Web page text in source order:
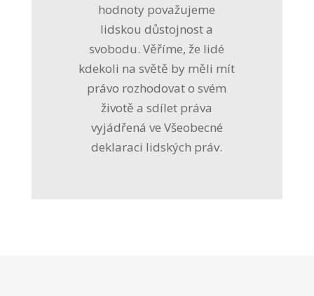
hodnoty považujeme
lidskou důstojnost a
svobodu. Věříme, že lidé
kdekoli na světě by měli mít
právo rozhodovat o svém
životě a sdílet práva
vyjádřená ve Všeobecné
deklaraci lidských práv.